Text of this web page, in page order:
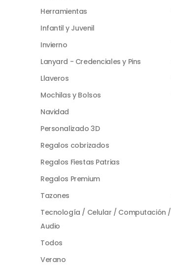
Herramientas
Infantil y Juvenil
Invierno
Lanyard - Credenciales y Pins
Llaveros
Mochilas y Bolsos
Navidad
Personalizado 3D
Regalos cobrizados
Regalos Fiestas Patrias
Regalos Premium
Tazones
Tecnología / Celular / Computación /
Audio
Todos
Verano